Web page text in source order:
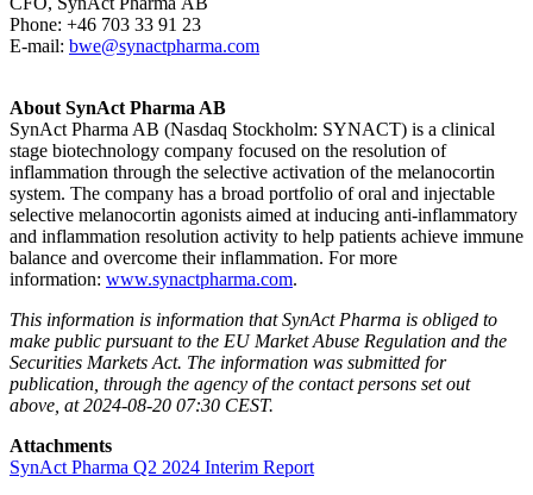
Phone: +46 703 33 91 23
E-mail: bwe@synactpharma.com
About SynAct Pharma AB
SynAct Pharma AB (Nasdaq Stockholm: SYNACT) is a clinical
stage biotechnology company focused on the resolution of
inflammation through the selective activation of the melanocortin
system. The company has a broad portfolio of oral and injectable
selective melanocortin agonists aimed at inducing anti-inflammatory
and inflammation resolution activity to help patients achieve immune
balance and overcome their inflammation. For more
information: www.synactpharma.com.
This information is information that SynAct Pharma is obliged to
make public pursuant to the EU Market Abuse Regulation and the
Securities Markets Act. The information was submitted for
publication, through the agency of the contact persons set out
above, at 2024-08-20 07:30 CEST.
Attachments
SynAct Pharma Q2 2024 Interim Report